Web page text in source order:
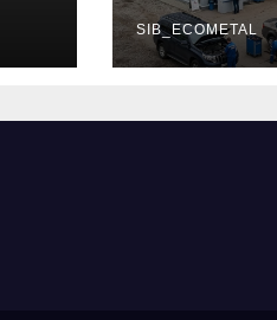
режим
SIB_ECOMETAL